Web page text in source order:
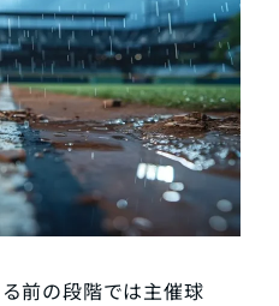
前の段階では主催球